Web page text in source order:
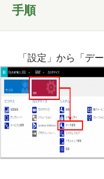
手順
「設定」から「デ